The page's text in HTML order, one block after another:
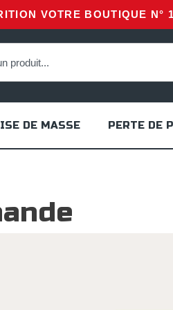
VOTRE BOUTIQUE N°
DE MASSE PERTE DE